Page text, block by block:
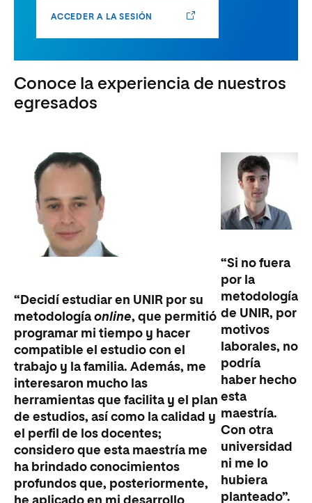
ACCEDER A LA SESIÓN
Conoce la experiencia de nuestros
egresados
“Decidí estudiar en UNIR por su
metodología online, que permitió
programar mi tiempo y hacer
compatible el estudio con el
trabajo y la familia. Además, me
interesaron mucho las
herramientas que facilita y el plan
de estudios, así como la calidad y
el perfil de los docentes;
considero que esta maestría me
ha brindado conocimientos
profundos que, posteriormente,
“Si no fuera
por la
metodología
de UNIR, por
motivos
laborales, no
podría
haber hecho
esta
maestría.
Con otra
universidad
ni me lo
hubiera
planteado”.